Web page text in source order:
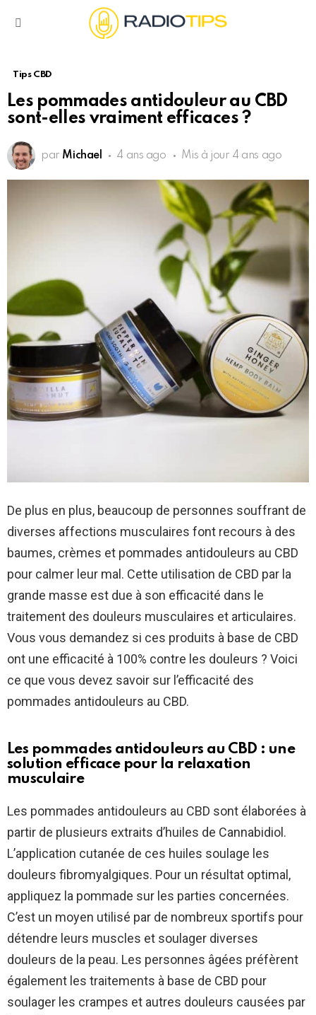
Tips CBD
Les pommades antidouleur au CBD
sont-elles vraiment efficaces ?
par Michael 4 ans ago Mis à jour 4 ans ago
De plus en plus, beaucoup de personnes souffrant de
diverses affections musculaires font recours à des
baumes, crèmes et pommades antidouleurs au CBD
pour calmer leur mal. Cette utilisation de CBD par la
grande masse est due à son efficacité dans le
traitement des douleurs musculaires et articulaires.
Vous vous demandez si ces produits à base de CBD
ont une efficacité à 100% contre les douleurs ? Voici
ce que vous devez savoir sur l’efficacité des
pommades antidouleurs au CBD.
Les pommades antidouleurs au CBD : une
solution efficace pour la relaxation
musculaire
Les pommades antidouleurs au CBD sont élaborées à
partir de plusieurs extraits d’huiles de Cannabidiol.
L’application cutanée de ces huiles soulage les
douleurs fibromyalgiques. Pour un résultat optimal,
appliquez la pommade sur les parties concernées.
C’est un moyen utilisé par de nombreux sportifs pour
détendre leurs muscles et soulager diverses
douleurs de la peau. Les personnes âgées préfèrent
également les traitements à base de CBD pour
soulager les crampes et autres douleurs causées par